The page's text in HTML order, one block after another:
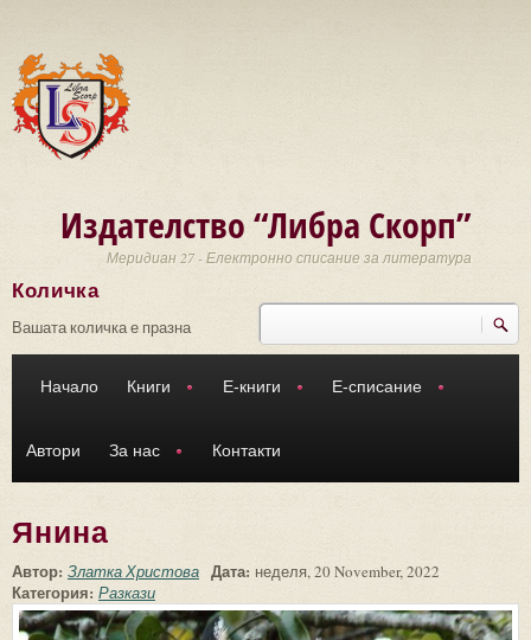
Издателство “Либра Скорп”
Меридиан 27 - Електронно списание за литература
Търси
Количка
Вашата количка е празна
Начало Книги Е-книги Е-списание
Автори За нас Контакти
Янина
Автор: Златка Христова Дата: неделя, 20 November, 2022
Категория: Разкази